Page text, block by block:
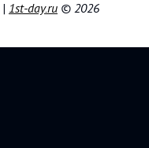
| 1st-day.ru © 2026